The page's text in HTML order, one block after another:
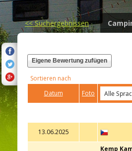
<<Suchergebnissen
Eigene Bewertung zufügen
Sortieren nach
Datum
Foto
13.06.2025
Kemp